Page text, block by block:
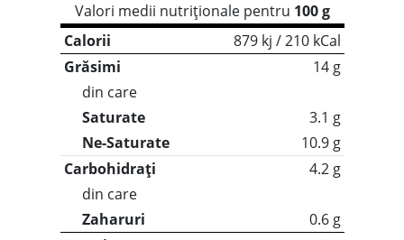
Valori medii nutriționale pentru 100 g
Calorii
879 kj / 210 kCal
Grăsimi
14 g
din care
Saturate
3.1 g
Ne-Saturate
10.9 g
Carbohidrați
4.2 g
din care
Zaharuri
0.6 g